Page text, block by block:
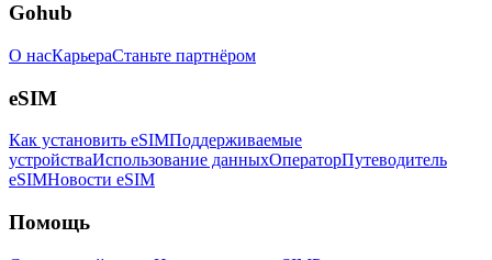
Gohub
О насКарьераСтаньте партнёром
eSIM
Как установить eSIMПоддерживаемые
устройстваИспользование данныхОператорПутеводитель
eSIMНовости eSIM
Помощь